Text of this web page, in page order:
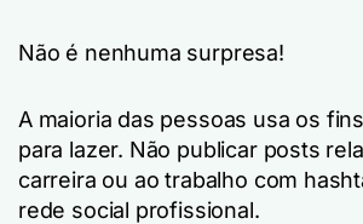
Não é nenhuma surpresa!
A maioria das pessoas usa os
para lazer. Não publicar posts
carreira ou ao trabalho com
rede social profissional.